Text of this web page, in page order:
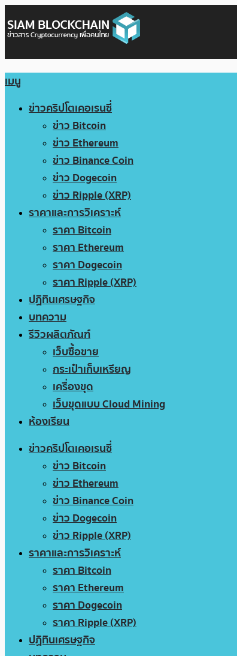
เมนู
ข่าวคริปโตเคอเรนซี่
ข่าว Bitcoin
ข่าว Ethereum
ข่าว Binance Coin
ข่าว Dogecoin
ข่าว Ripple (XRP)
ราคาและการวิเคราะห์
ราคา Bitcoin
ราคา Ethereum
ราคา Dogecoin
ราคา Ripple (XRP)
ปฏิทินเศรษฐกิจ
บทความ
รีวิวผลิตภัณฑ์
เว็บซื้อขาย
กระเป๋าเก็บเหรียญ
เครื่องขุด
เว็บขุดแบบ Cloud Mining
ห้องเรียน
ข่าวคริปโตเคอเรนซี่
ข่าว Bitcoin
ข่าว Ethereum
ข่าว Binance Coin
ข่าว Dogecoin
ข่าว Ripple (XRP)
ราคาและการวิเคราะห์
ราคา Bitcoin
ราคา Ethereum
ราคา Dogecoin
ราคา Ripple (XRP)
ปฏิทินเศรษฐกิจ